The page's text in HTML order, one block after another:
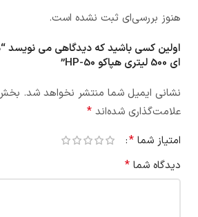
هنوز بررسی‌ای ثبت نشده است.
اولین کسی باشید که دیدگاهی می نویسد
ای 500 لیتری هپاکو HP-50”
نشانی ایمیل شما منتشر نخواهد شد.
علامت‌گذاری شده‌اند *
امتیاز شما *
دیدگاه شما *